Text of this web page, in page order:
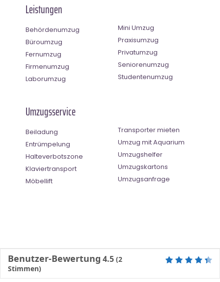
Leistungen
Behördenumzug
Büroumzug
Fernumzug
Firmenumzug
Laborumzug
Mini Umzug
Praxisumzug
Privatumzug
Seniorenumzug
Studentenumzug
Umzugsservice
Beiladung
Entrümpelung
Halteverbotszone
Klaviertransport
Möbellift
Transporter mieten
Umzug mit Aquarium
Umzugshelfer
Umzugskartons
Umzugsanfrage
Benutzer-Bewertung 4.5 (2
Stimmen)